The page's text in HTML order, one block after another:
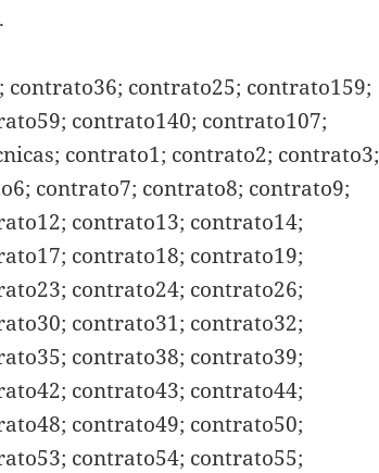
contrato25; contrato159;
contrato140; contrato107;
contrato1; contrato2; contrato3;
contrato7; contrato8; contrato9;
contrato13; contrato14;
contrato18; contrato19;
contrato24; contrato26;
contrato31; contrato32;
contrato38; contrato39;
contrato43; contrato44;
contrato49; contrato50;
contrato54; contrato55;